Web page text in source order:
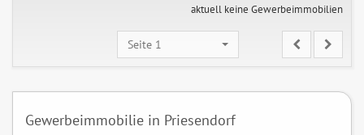
aktuell keine Gewerbeimmobilien
Seite 1
Gewerbeimmobilie in Priesendorf